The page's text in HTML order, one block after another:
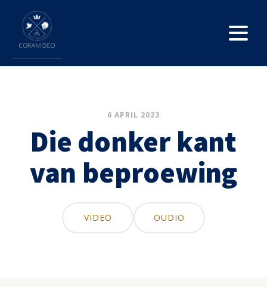
6 APRIL 2023
Die donker kant
van beproewing
VIDEO OUDIO